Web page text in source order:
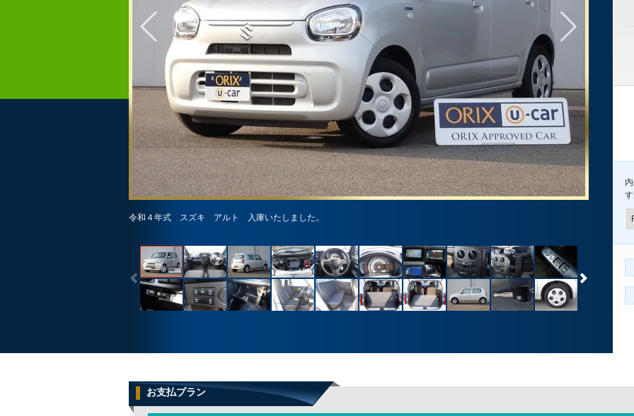
令和４年式 スズキ アルト 入庫いたしました。
お支払プラン